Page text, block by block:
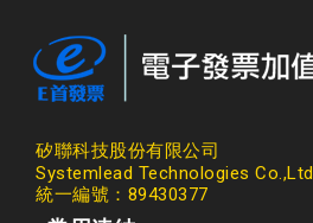
矽聯科技股份有限公司
Systemlead Technologies Co.,Ltd
統一編號：89430377